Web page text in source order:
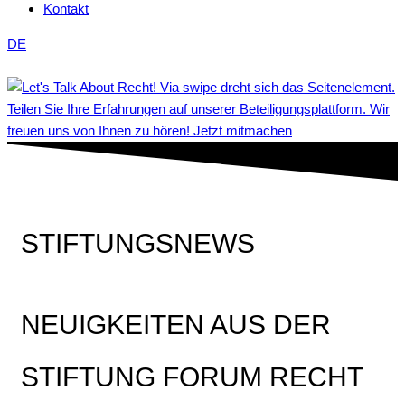
Kontakt
DE
Teilen Sie Ihre Erfahrungen auf unserer Beteiligungsplattform. Wir
freuen uns von Ihnen zu hören! Jetzt mitmachen
STIFTUNGSNEWS
NEUIGKEITEN AUS DER
STIFTUNG FORUM RECHT